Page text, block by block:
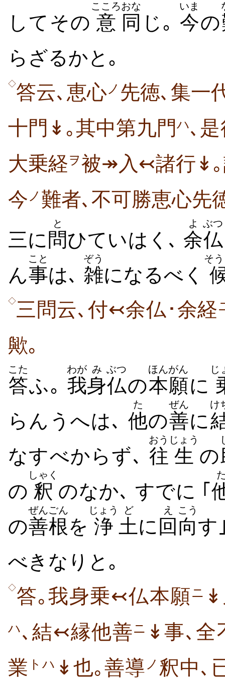
してその 意
こころ
同
おな
じ｡ 今
いま
の
らざるかと｡
◇答云､恵心 ノ 先徳､集一
十門↡｡其中第九門 ハ､
大乗経ヲ被↠入↢諸行↡｡
今 ノ 難者､不可勝恵心先
三に 問
と
ひていはく､ 余
よ
仏
ぶつ
ん事
こと
は､ 雑
ぞう
になるべく
そ
◇三問云､付↢余仏･余経
歟｡
答
こた
ふ｡ 我
わが
身
み
仏
ぶつ
の本願
ほんがん
に
じ
らんうへは､ 他
た
の善
ぜん
に
け
なすべからず､ 往
おう
生
じょう
の
の 釈
しゃく
のなか､ すでに ｢
の善根
ぜんごん
を 浄
じょう
土
ど
に 回
え
向
こう
す
べきなりと｡
◇答｡我身乗↢仏本願ニ ↡
ハ､結↢縁他善ニ ↡事､全
業 トハ ↡也｡善導 ノ 釈中､